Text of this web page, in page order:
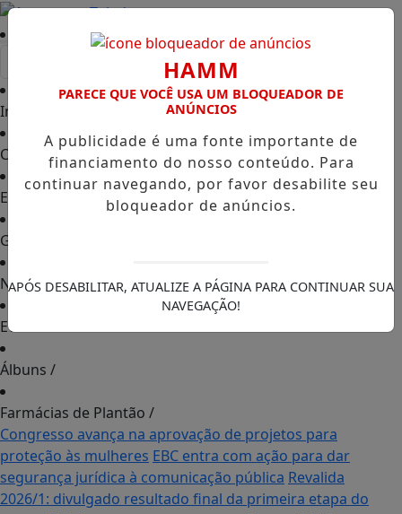
Início
Classificados
Empregos
Guia Comercial
Notícias/
Eventos
Álbuns /
Farmácias de Plantão /
Congresso avança na aprovação de projetos para
proteção às mulheres EBC entra com ação para dar
segurança jurídica à comunicação pública Revalida
2026/1: divulgado resultado final da primeira etapa do
HAMM
PARECE QUE VOCÊ USA UM BLOQUEADOR DE
ANÚNCIOS
A publicidade é uma fonte importante de
financiamento do nosso conteúdo. Para
continuar navegando, por favor desabilite seu
bloqueador de anúncios.
APÓS DESABILITAR, ATUALIZE A PÁGINA PARA CONTINUAR SUA
NAVEGAÇÃO!